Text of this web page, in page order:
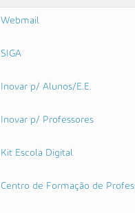
Webmail
SIGA
Inovar p/ Alunos/E.E.
Inovar p/ Professores
Kit Escola Digital
Centro de Formação de